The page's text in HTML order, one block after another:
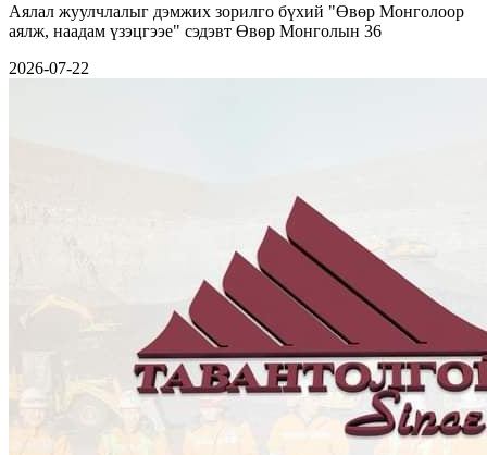
Аялал жуулчлалыг дэмжих зорилго бүхий "Өвөр Монголоор
аялж, наадам үзэцгээе" сэдэвт Өвөр Монголын 36
2026-07-22